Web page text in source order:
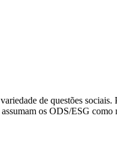
de questões
assumam os ODS/ESG